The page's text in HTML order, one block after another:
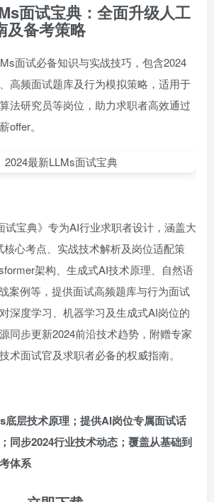
面试宝典：全面升级人工
及备考策略
面试必备知识与实战技巧，包含2024
高频面试题库及行为模拟策略，适用于
法研究员等岗位，助力求职者高效通过
offer。
试宝典》专为AI行业求职者设计，涵盖大
心考点、实战技术解析及岗位适配策
架构、生成式AI技术原理、自然语
案例等，提供面试高频题库与行为面试
深度学习、机器学习及生成式AI岗位的
同步更新2024前沿技术趋势，附赠专家
术面试官及求职者必备的权威指南。
底层技术原理；提供AI岗位专属面试话
同步2024行业技术动态；覆盖从基础到
体系